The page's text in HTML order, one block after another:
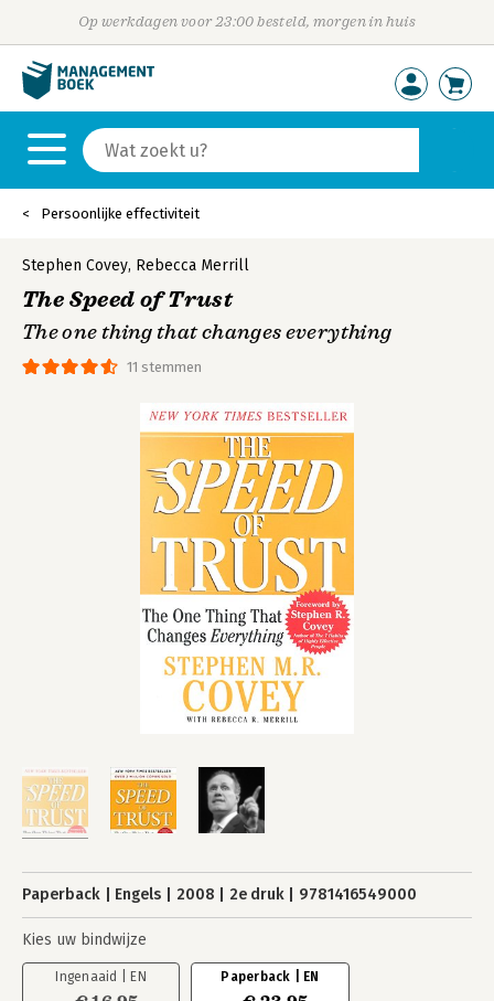
Op werkdagen voor 23:00 besteld, morgen in huis
Persoonlijke effectiviteit
11 stemmen
Stephen Covey, Rebecca Merrill
The Speed of Trust
The one thing that changes everything
Paperback Engels 2008 2e druk 9781416549000
Kies uw bindwijze
Ingenaaid | EN Paperback | EN